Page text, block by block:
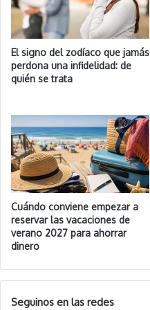
El signo del zodíaco que jamás
perdona una infidelidad: de
quién se trata
Cuándo conviene empezar a
reservar las vacaciones de
verano 2027 para ahorrar
dinero
Seguinos en las redes